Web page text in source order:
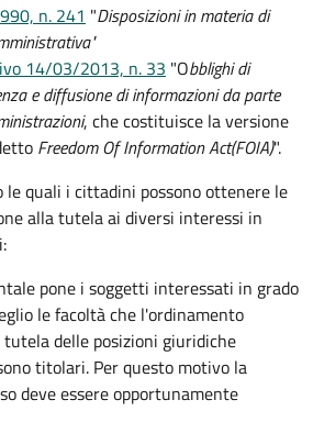
n. 241 "Disposizioni in materia di
14/03/2013, n. 33 "Obblighi di
e diffusione di informazioni da parte
, che costituisce la versione
Freedom Of Information Act(FOIA)".
quali i cittadini possono ottenere le
alla tutela ai diversi interessi in
pone i soggetti interessati in grado
le facoltà che l'ordinamento
delle posizioni giuridiche
titolari. Per questo motivo la
deve essere opportunamente